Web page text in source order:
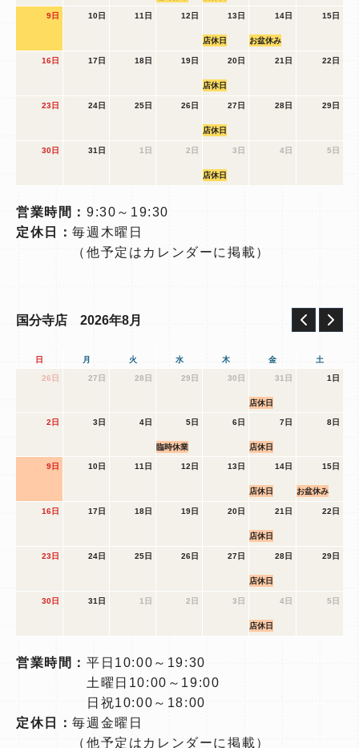
9日 10日 11日 12日 13日
店休日
14日
お盆休み
15日
16日 17日 18日 19日 20日
店休日
21日 22日
23日 24日 25日 26日 27日
店休日
28日 29日
30日 31日 1日 2日 3日
店休日
4日 5日
営業時間： 9:30～19:30
定休日：毎週木曜日
（他予定はカレンダーに掲載）
国分寺店 2026年8月
日 月 火 水 木 金 土
26日 27日 28日 29日 30日 31日
店休日
1日
2日 3日 4日 5日
臨時休業
6日 7日
店休日
8日
9日 10日 11日 12日 13日 14日
店休日
15日
お盆休み
16日 17日 18日 19日 20日 21日
店休日
22日
23日 24日 25日 26日 27日 28日
店休日
29日
30日 31日 1日 2日 3日 4日
店休日
5日
営業時間： 平日10:00～19:30
土曜日10:00～19:00
日祝10:00～18:00
定休日：毎週金曜日
（他予定はカレンダーに掲載）